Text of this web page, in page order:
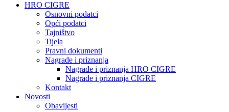
HRO CIGRE
Osnovni podatci​
Opći podatci
Tajništvo
Tijela
Pravni dokumenti
Nagrade i priznanja
Nagrade i priznanja HRO CIGRE
Nagrade i priznanja CIGRE
Kontakt
Novosti
Obavijesti